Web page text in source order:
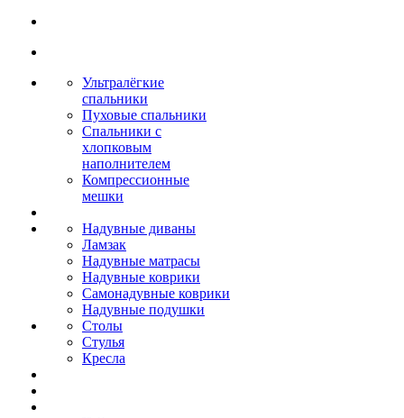
Ультралёгкие
спальники
Пуховые спальники
Спальники с
хлопковым
наполнителем
Компрессионные
мешки
Надувные диваны
Ламзак
Надувные матрасы
Надувные коврики
Самонадувные коврики
Надувные подушки
Столы
Стулья
Кресла